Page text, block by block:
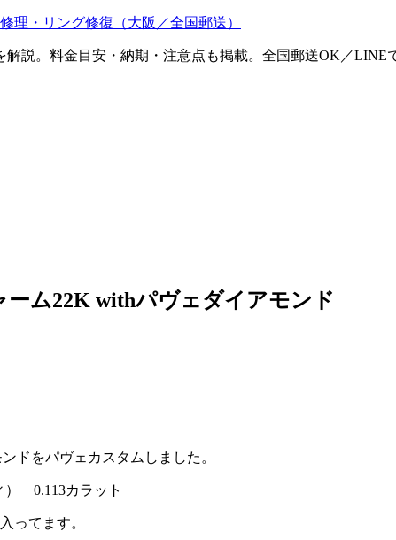
理・リング修復（大阪／全国郵送）
説。料金目安・納期・注意点も掲載。全国郵送OK／LINE
ム22K withパヴェダイアモンド
をパヴェカスタムしました。
） 0.113カラット
ってます。